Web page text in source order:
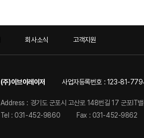
회사소식 고객지원
(주)이브이레이저 사업자등록번호 : 123-81-
Address : 경기도 군포시 고산로 148번길 17 군포IT
Tel : 031-452-9860
Fax : 031-452-9862